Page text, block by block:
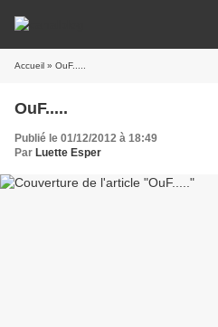
Accueil » OuF.....
OuF.....
Publié le 01/12/2012 à 18:49
Par Luette Esper